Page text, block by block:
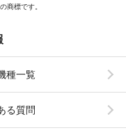
商標です。
種一覧
る質問